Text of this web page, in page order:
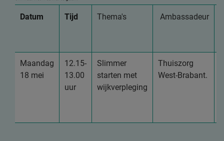
Datum Tijd Thema's Ambassadeur
Maandag
18 mei
12.15-
13.00
uur
Slimmer
starten met
wijkverpleging
Thuiszorg
West-Brabant.